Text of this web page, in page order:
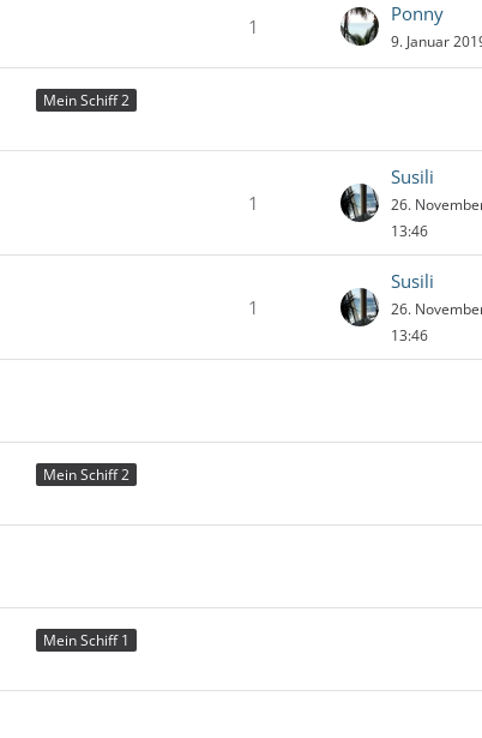
1
Ponny
9. Januar
Mein Schiff 2
1
Susili
26.
13:46
1
Susili
26.
13:46
Mein Schiff 2
Mein Schiff 1